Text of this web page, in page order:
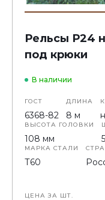
Рельсы Р24
под крюки
В наличии
ГОСТ
6368-82
ДЛИНА
8 м
ВЫСОТА ГОЛОВКИ
108 мм
МАРКА СТАЛИ
Т60
ЦЕНА ЗА ШТ.